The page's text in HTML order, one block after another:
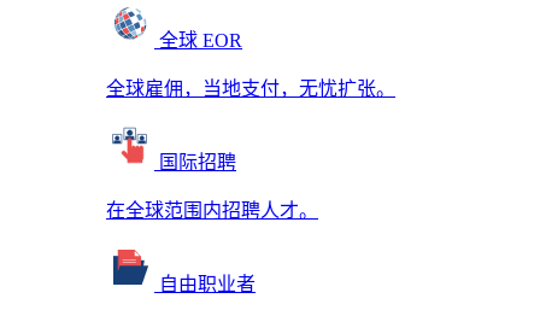
全球 EOR
全球雇佣，当地支付，无忧扩张。
国际招聘
在全球范围内招聘人才。
自由职业者